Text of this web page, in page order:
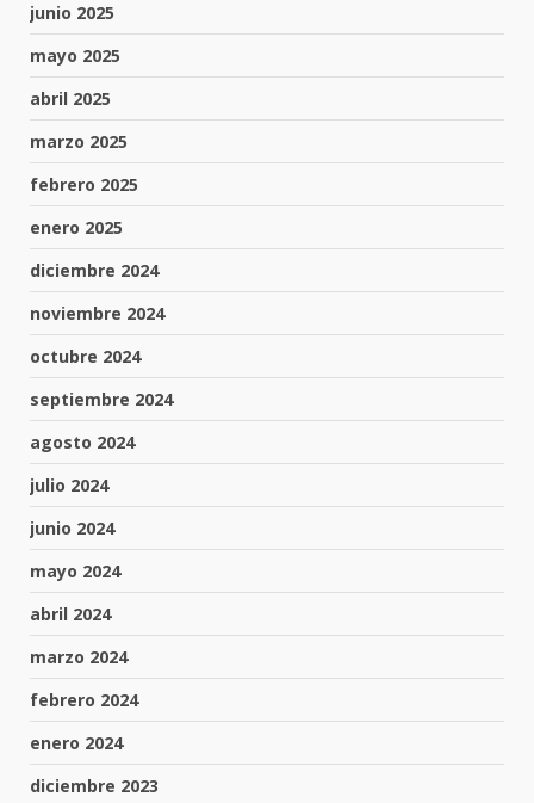
junio 2025
mayo 2025
abril 2025
marzo 2025
febrero 2025
enero 2025
diciembre 2024
noviembre 2024
octubre 2024
septiembre 2024
agosto 2024
julio 2024
junio 2024
mayo 2024
abril 2024
marzo 2024
febrero 2024
enero 2024
diciembre 2023